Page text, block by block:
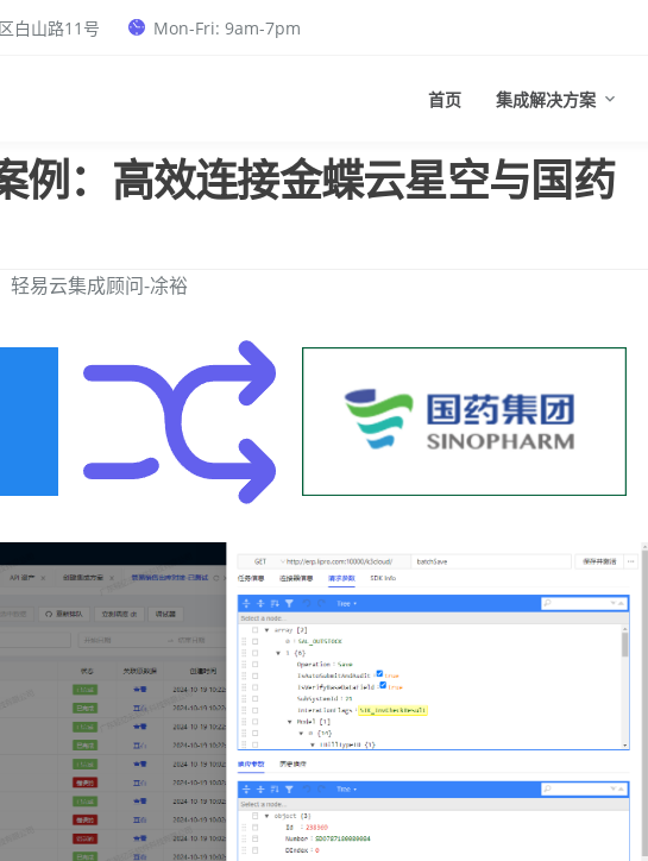
白山路11号 Mon-Fri: 9am-7pm
首页 集成解决方案
例：高效连接金蝶云星空与国药
轻易云集成顾问-凃裕